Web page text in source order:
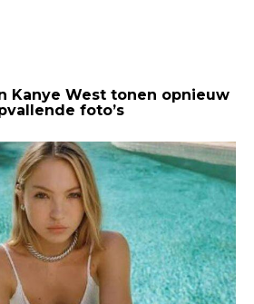
Kanye West tonen opnieuw
foto’s